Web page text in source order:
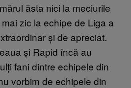
ăsta nici la meciurile
zic la echipe de Liga a
și de apreciat.
și Rapid încă au
fani dintre echipele din
vorbim de echipele din